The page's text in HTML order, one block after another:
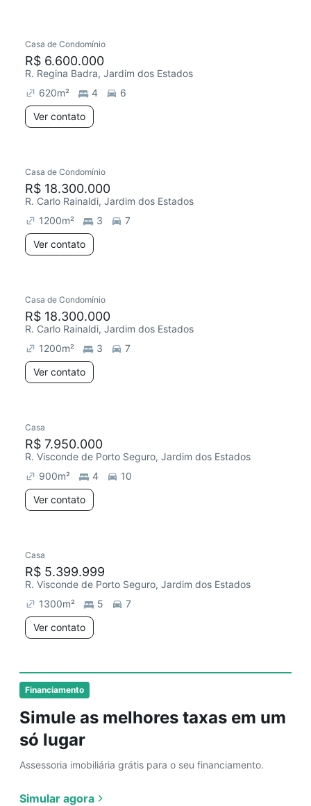
Financiamento
Simule as melhores taxas em um
só lugar
Assessoria imobiliária grátis para o seu financiamento.
Simular agora
Casa de Condomínio
R$ 6.600.000
R. Regina Badra, Jardim dos Estados
620m² 4
6
Ver contato
Casa de Condomínio
R$ 18.300.000
R. Carlo Rainaldi, Jardim dos Estados
1200m² 3
7
Ver contato
Casa de Condomínio
R$ 18.300.000
R. Carlo Rainaldi, Jardim dos Estados
1200m² 3
7
Ver contato
Casa
R$ 7.950.000
R. Visconde de Porto Seguro, Jardim dos Estados
900m² 4
10
Ver contato
Casa
R$ 5.399.999
R. Visconde de Porto Seguro, Jardim dos Estados
1300m² 5
7
Ver contato